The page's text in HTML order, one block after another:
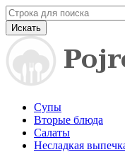
Искать
Супы
Вторые блюда
Салаты
Несладкая